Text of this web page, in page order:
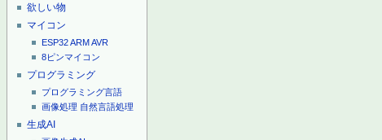
欲しい物
マイコン
ESP32ARMAVR
8ピンマイコン
プログラミング
プログラミング言語
画像処理 自然言語処理
生成AI